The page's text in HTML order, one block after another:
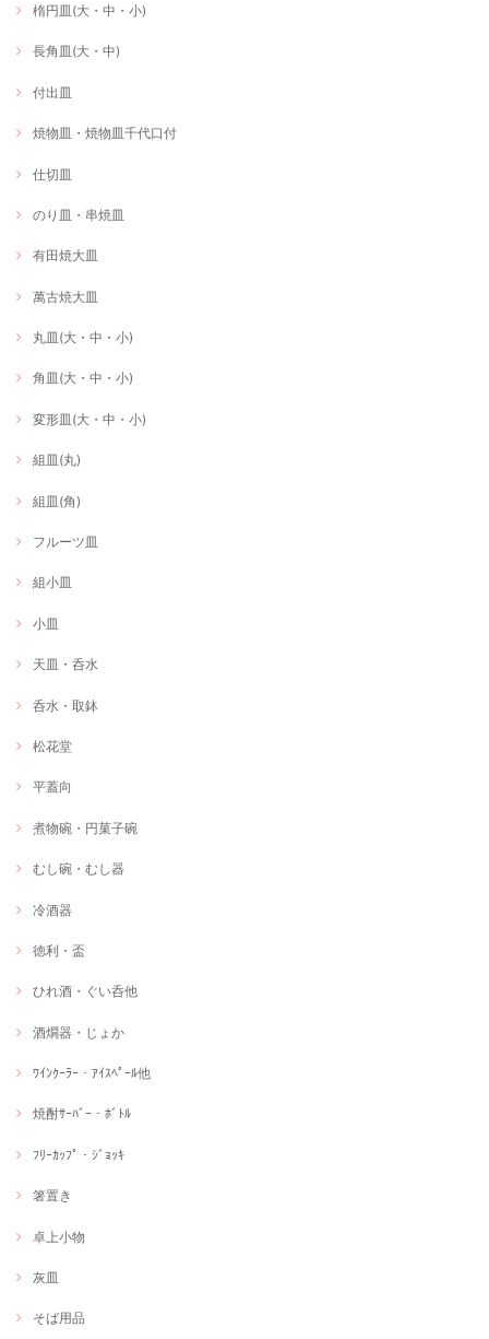
楕円皿(大・中・小)
長角皿(大・中)
付出皿
焼物皿・焼物皿千代口付
仕切皿
のり皿・串焼皿
有田焼大皿
萬古焼大皿
丸皿(大・中・小)
角皿(大・中・小)
変形皿(大・中・小)
組皿(丸)
組皿(角)
フルーツ皿
組小皿
小皿
天皿・呑水
呑水・取鉢
松花堂
平蓋向
煮物碗・円菓子碗
むし碗・むし器
冷酒器
徳利・盃
ひれ酒・ぐい呑他
酒燗器・じょか
ﾜｲﾝｸｰﾗｰ・ｱｲｽﾍﾟｰﾙ他
焼酎ｻｰﾊﾞｰ・ﾎﾞﾄﾙ
ﾌﾘｰｶｯﾌﾟ・ｼﾞｮｯｷ
箸置き
卓上小物
灰皿
そば用品